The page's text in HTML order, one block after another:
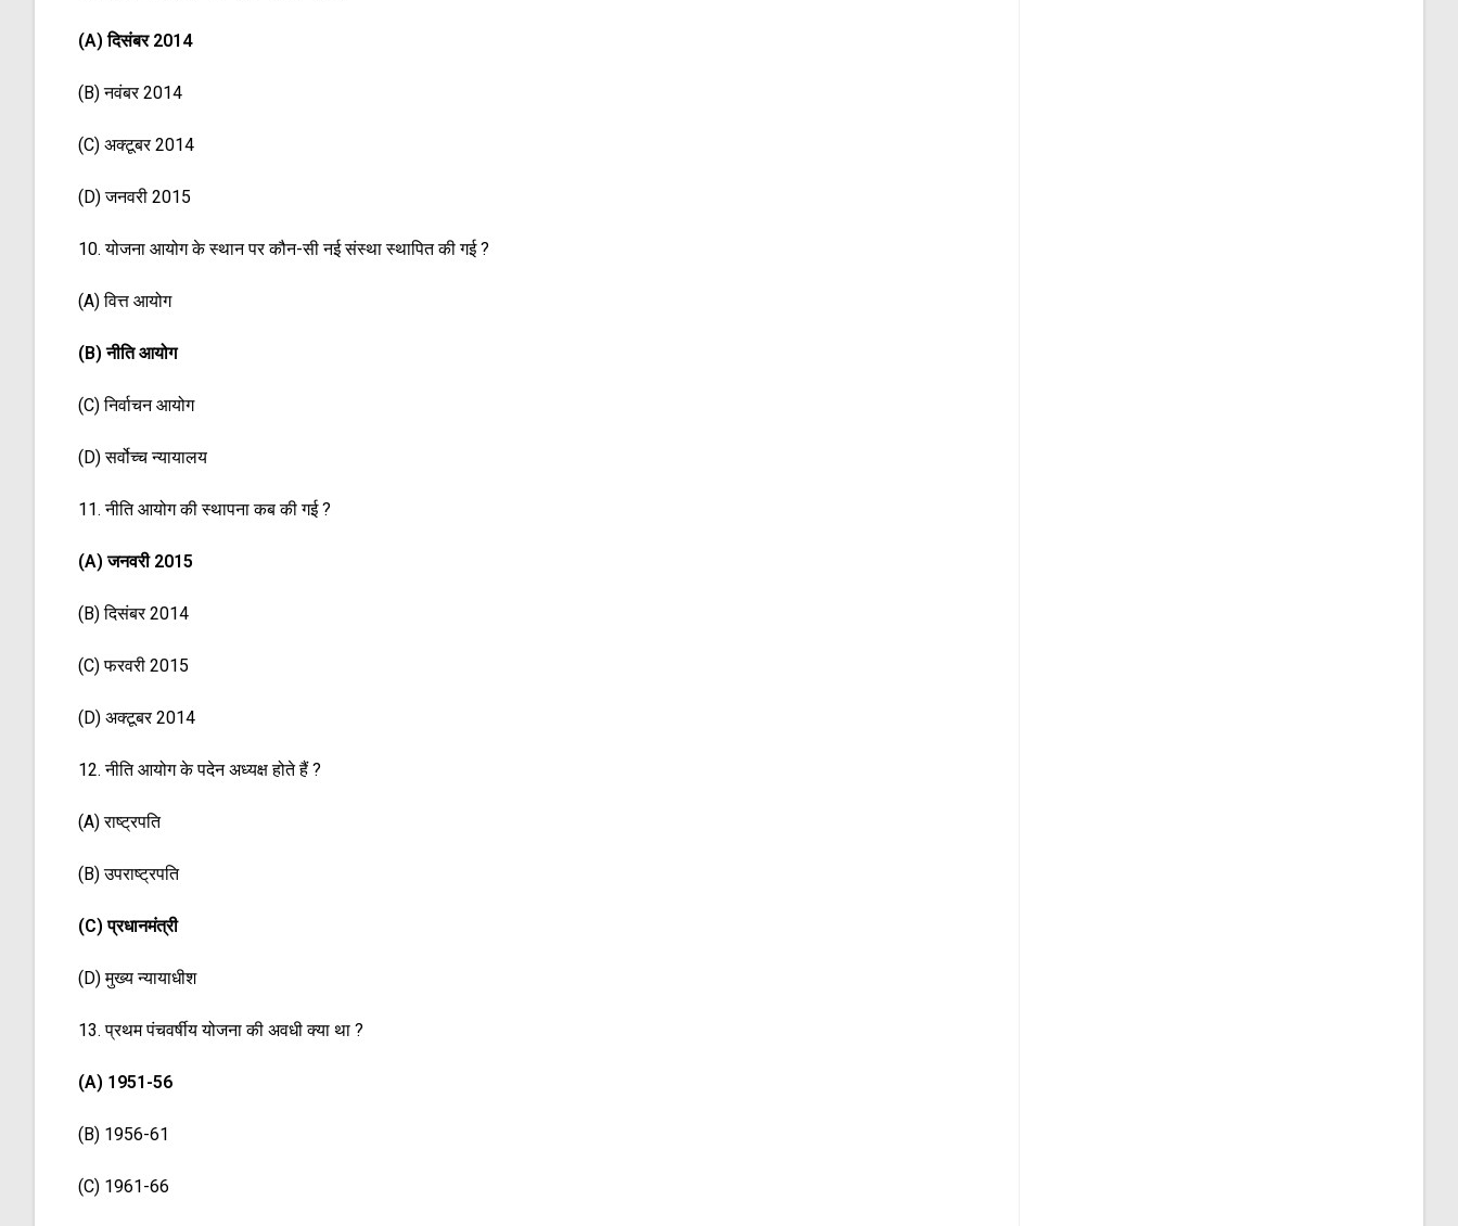
(A) दिसंबर 2014
(B) नवंबर 2014
(C) अक्टूबर 2014
(D) जनवरी 2015
10. योजना आयोग के स्थान पर कौन-सी नई संस्था स्थापित की गई ?
(A) वित्त आयोग
(B) नीति आयोग
(C) निर्वाचन आयोग
(D) सर्वोच्च न्यायालय
11. नीति आयोग की स्थापना कब की गई ?
(A) जनवरी 2015
(B) दिसंबर 2014
(C) फरवरी 2015
(D) अक्टूबर 2014
12. नीति आयोग के पदेन अध्यक्ष होते हैं ?
(A) राष्ट्रपति
(B) उपराष्ट्रपति
(C) प्रधानमंत्री
(D) मुख्य न्यायाधीश
13. प्रथम पंचवर्षीय योजना की अवधी क्या था ?
(A) 1951-56
(B) 1956-61
(C) 1961-66